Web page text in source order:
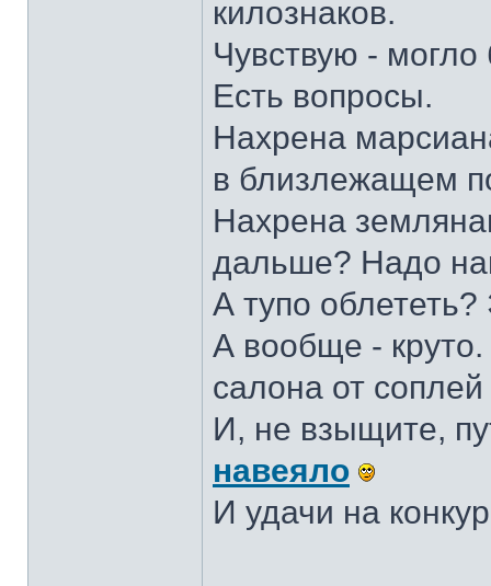
килознаков.
Чувствую -
Есть вопросы.
Нахрена
в близлежащем
Нахрена
дальше? Надо
А тупо
А вообще -
салона от
И, не взыщите,
навеяло
И удачи на